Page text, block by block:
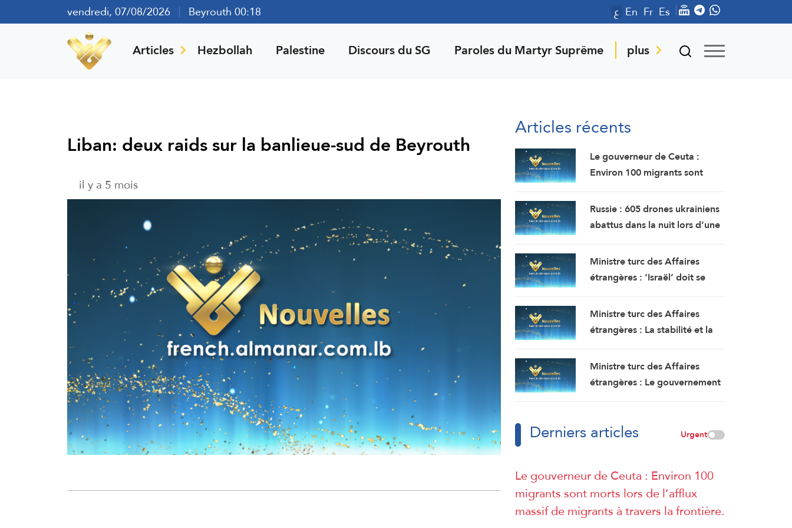
vendredi, 07/08/2026 Beyrouth 00:18 ع En Fr Es
Articles Hezbollah Palestine Discours du SG Paroles du Martyr Suprême plus
Liban: deux raids sur la banlieue-sud de Beyrouth
il y a 5 mois
Articles récents
Le gouverneur de Ceuta :
Environ 100 migrants sont
migrants à travers la frontière.
Russie : 605 drones ukrainiens
abattus dans la nuit lors d’une
au nord de Moscou
Ministre turc des Affaires
étrangères : ‘Israël’ doit se
mais elle continue de faire
obstacle à la mise en œuvre du
plan de paix
Ministre turc des Affaires
étrangères : La stabilité et la
au Liban, où les politiques
expansionnistes d’Israël ont
entraîné la mort et le
personnes
Ministre turc des Affaires
étrangères : Le gouvernement
AlQods
Derniers articles Urgent
Le gouverneur de Ceuta : Environ 100
migrants sont morts lors de l’afflux
massif de migrants à travers la frontière.